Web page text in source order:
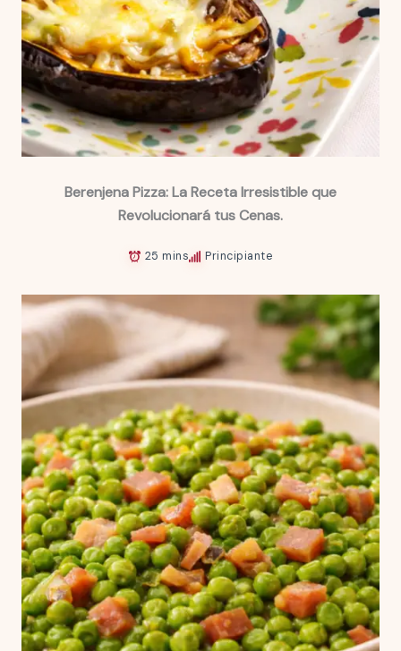
Berenjena Pizza: La Receta Irresistible que
Revolucionará tus Cenas.
25 mins Principiante